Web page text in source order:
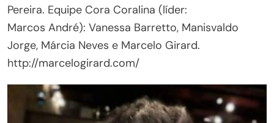
Pereira. Equipe Cora Coralina (líder:
Marcos André): Vanessa Barretto, Manisvaldo
Jorge, Márcia Neves e Marcelo Girard.
http://marcelogirard.com/